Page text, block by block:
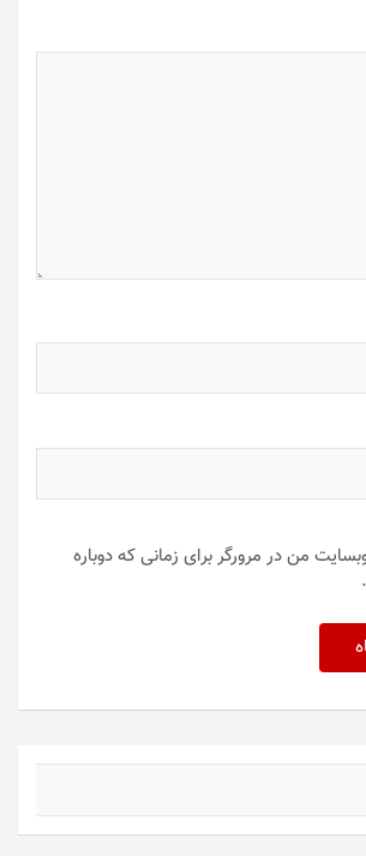
من در مرورگر برای زمانی که دوباره